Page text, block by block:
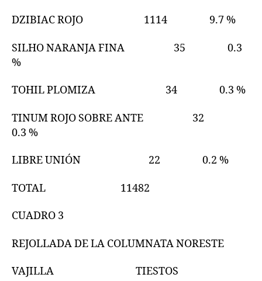
DZIBIAC ROJO 1114 9.7 %
SILHO NARANJA FINA 35 0.3
%
TOHIL PLOMIZA 34 0.3 %
TINUM ROJO SOBRE ANTE 32
0.3 %
LIBRE UNIÓN 22 0.2 %
TOTAL 11482
CUADRO 3
REJOLLADA DE LA COLUMNATA NORESTE
VAJILLA TIESTOS